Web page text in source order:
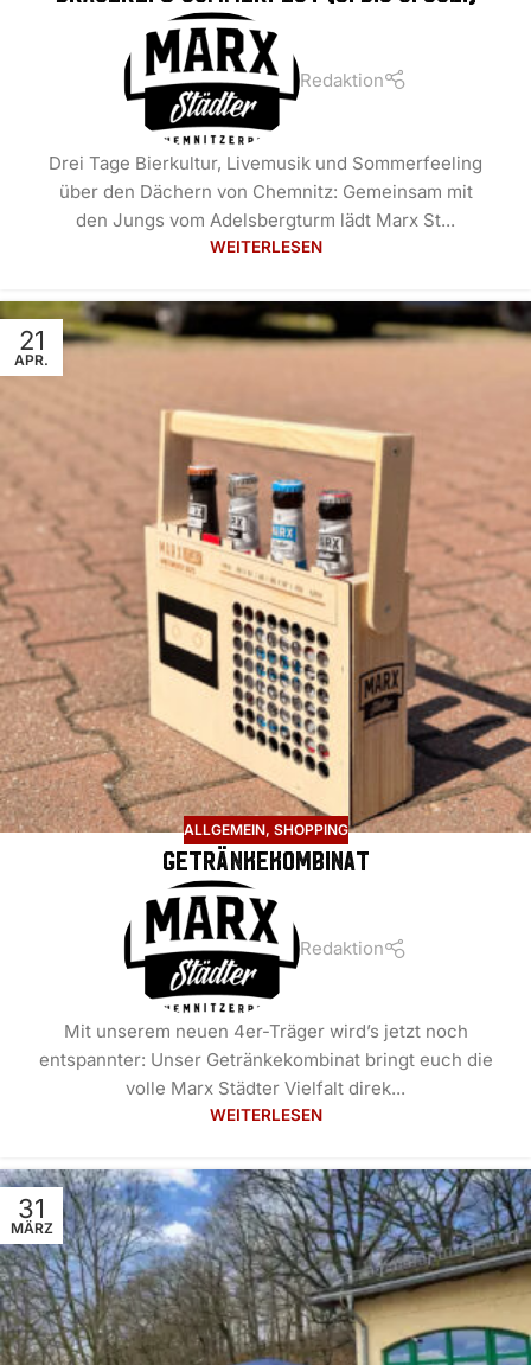
Redaktion
Drei Tage Bierkultur, Livemusik und Sommerfeeling
über den Dächern von Chemnitz: Gemeinsam mit
den Jungs vom Adelsbergturm lädt Marx St...
WEITERLESEN
21
APR.
ALLGEMEIN, SHOPPING
Getränkekombinat
Redaktion
Mit unserem neuen 4er-Träger wird’s jetzt noch
entspannter: Unser Getränkekombinat bringt euch die
volle Marx Städter Vielfalt direk...
WEITERLESEN
31
MÄRZ